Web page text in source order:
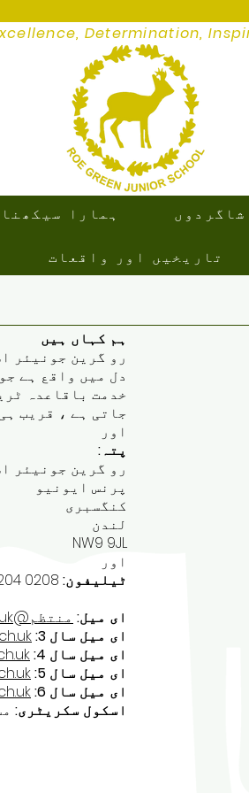
Determination,
ہمارا سیکھنا شاگردوں
تاریخیں اور واقعات
ہم کہاں ہیں
رو گرین جونیئر
دل میں واقع ہے
خدمت باقاعدہ
جاتی ہے ، قریب
اور
پتہ:
رو گرین جونیئر
پرنس ایونیو
کنگسبری
لندن
NW9 9JL
اور
ٹیلیفون: 0208 204 5221
ای میل: منتظم@rgjs.brent.sch.uk
ای میل سال 3:
ای میل سال 4:
ای میل سال 5:
ای میل سال 6:
اسکول سکریٹری: